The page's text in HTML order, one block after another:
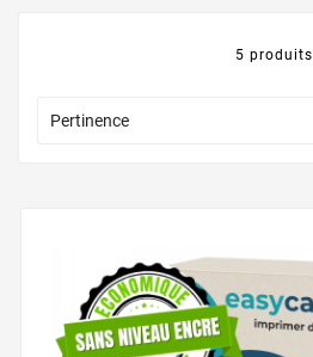
5 produits
Pertinence